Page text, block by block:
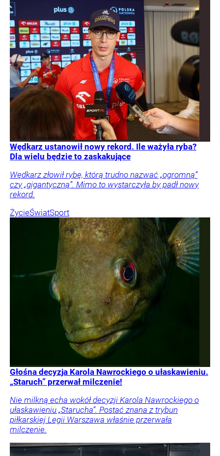
Wędkarz ustanowił nowy rekord. Ile ważyła ryba?
Dla wielu będzie to zaskakujące
Wędkarz złowił rybę, którą trudno nazwać „ogromną”
czy „gigantyczną”. Mimo to wystarczyła by padł nowy
rekord.
ŻycieŚwiatSport
Głośna decyzja Karola Nawrockiego o ułaskawieniu.
„Staruch” przerwał milczenie!
Nie milkną echa wokół decyzji Karola Nawrockiego o
ułaskawieniu „Starucha”. Postać znana z trybun
piłkarskiej Legii Warszawa właśnie przerwała
milczenie.